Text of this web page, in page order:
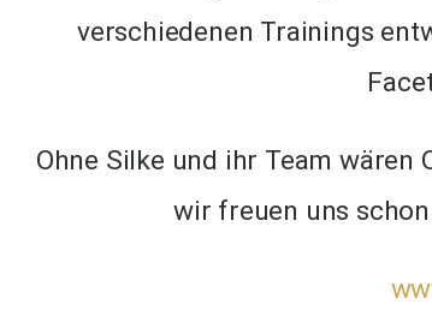
verschiedenen Trainings
Ohne Silke und ihr Team wären
wir freuen uns